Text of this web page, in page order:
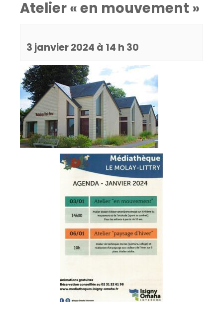
Atelier « en mouvement »
3 janvier 2024 à 14 h 30